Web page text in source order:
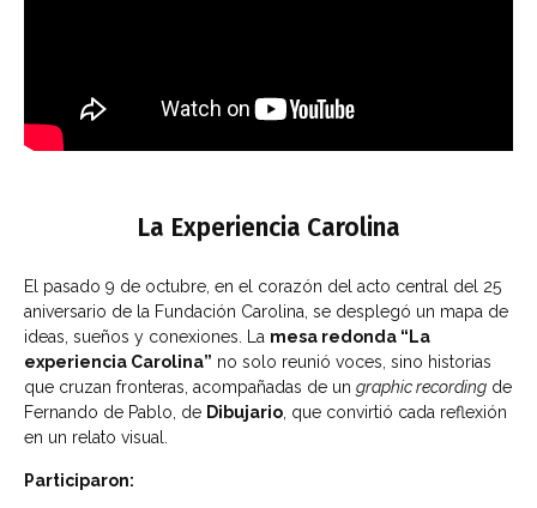
La Experiencia Carolina
El pasado 9 de octubre, en el corazón del acto central del 25
aniversario de la Fundación Carolina, se desplegó un mapa de
ideas, sueños y conexiones. La mesa redonda “La
experiencia Carolina” no solo reunió voces, sino historias
que cruzan fronteras, acompañadas de un graphic recording de
Fernando de Pablo, de Dibujario, que convirtió cada reflexión
en un relato visual.
Participaron: